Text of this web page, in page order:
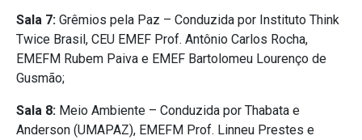
Sala 7: Grêmios pela Paz – Conduzida por Instituto Think
Twice Brasil, CEU EMEF Prof. Antônio Carlos Rocha,
EMEFM Rubem Paiva e EMEF Bartolomeu Lourenço de
Gusmão;
Sala 8: Meio Ambiente – Conduzida por Thabata e
Anderson (UMAPAZ), EMEFM Prof. Linneu Prestes e